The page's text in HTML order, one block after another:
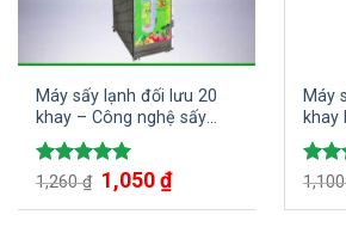
Máy sấy lạnh đối lưu 20
khay – Công nghệ sấy
tiên tiến cho chất lượng
sản phẩm hoàn hảo
Được xếp
5.00
1,260₫ 1,050₫
Máy
khay
lạnh